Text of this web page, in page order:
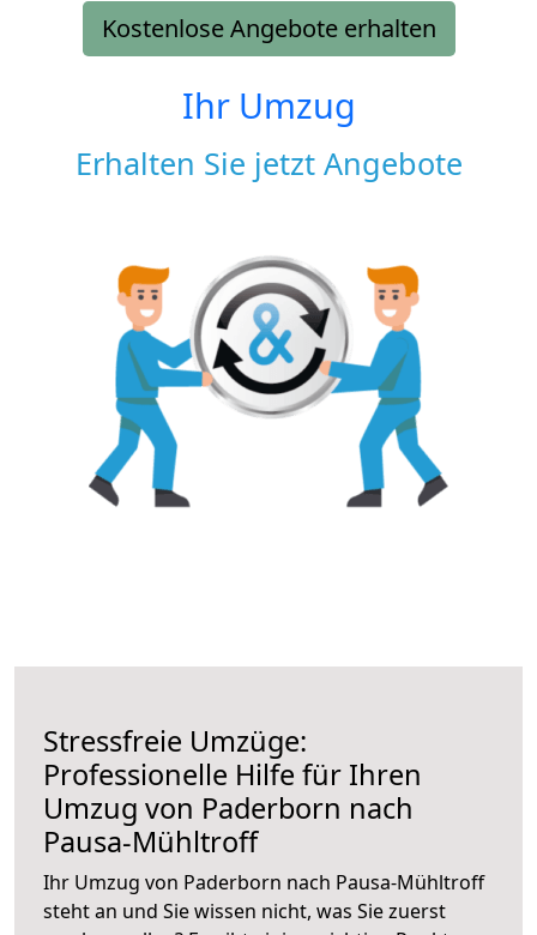
Kostenlose Angebote erhalten
Ihr Umzug
Erhalten Sie jetzt Angebote
Stressfreie Umzüge:
Professionelle Hilfe für Ihren
Umzug von Paderborn nach
Pausa-Mühltroff
Ihr Umzug von Paderborn nach Pausa-Mühltroff
steht an und Sie wissen nicht, was Sie zuerst